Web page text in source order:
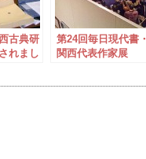
古典研
れまし
第24回毎日現代書・
関西代表作家展